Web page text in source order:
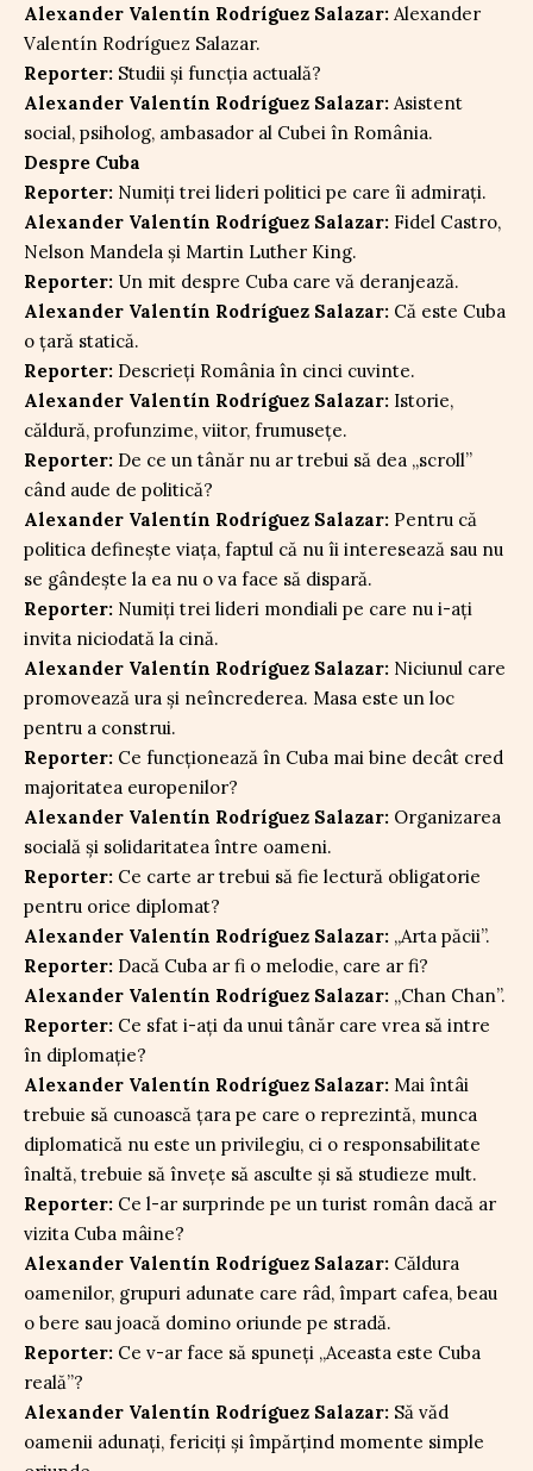
Alexander Valentín Rodríguez Salazar: Alexander
Valentín Rodríguez Salazar.
Reporter: Studii și funcția actuală?
Alexander Valentín Rodríguez Salazar: Asistent
social, psiholog, ambasador al Cubei în România.
Despre Cuba
Reporter: Numiți trei lideri politici pe care îi admirați.
Alexander Valentín Rodríguez Salazar: Fidel Castro,
Nelson Mandela și Martin Luther King.
Reporter: Un mit despre Cuba care vă deranjează.
Alexander Valentín Rodríguez Salazar: Că este Cuba
o țară statică.
Reporter: Descrieți România în cinci cuvinte.
Alexander Valentín Rodríguez Salazar: Istorie,
căldură, profunzime, viitor, frumusețe.
Reporter: De ce un tânăr nu ar trebui să dea „scroll”
când aude de politică?
Alexander Valentín Rodríguez Salazar: Pentru că
politica definește viața, faptul că nu îi interesează sau nu
se gândește la ea nu o va face să dispară.
Reporter: Numiți trei lideri mondiali pe care nu i-ați
invita niciodată la cină.
Alexander Valentín Rodríguez Salazar: Niciunul care
promovează ura și neîncrederea. Masa este un loc
pentru a construi.
Reporter: Ce funcționează în Cuba mai bine decât cred
majoritatea europenilor?
Alexander Valentín Rodríguez Salazar: Organizarea
socială și solidaritatea între oameni.
Reporter: Ce carte ar trebui să fie lectură obligatorie
pentru orice diplomat?
Alexander Valentín Rodríguez Salazar: „Arta păcii”.
Reporter: Dacă Cuba ar fi o melodie, care ar fi?
Alexander Valentín Rodríguez Salazar: „Chan Chan”.
Reporter: Ce sfat i-ați da unui tânăr care vrea să intre
în diplomație?
Alexander Valentín Rodríguez Salazar: Mai întâi
trebuie să cunoască țara pe care o reprezintă, munca
diplomatică nu este un privilegiu, ci o responsabilitate
înaltă, trebuie să învețe să asculte și să studieze mult.
Reporter: Ce l-ar surprinde pe un turist român dacă ar
vizita Cuba mâine?
Alexander Valentín Rodríguez Salazar: Căldura
oamenilor, grupuri adunate care râd, împart cafea, beau
o bere sau joacă domino oriunde pe stradă.
Reporter: Ce v-ar face să spuneți „Aceasta este Cuba
reală”?
Alexander Valentín Rodríguez Salazar: Să văd
oamenii adunați, fericiți și împărțind momente simple